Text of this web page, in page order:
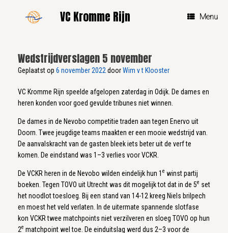
VC Kromme Rijn Menu
Wedstrijdverslagen 5 november
Geplaatst op 6 november 2022 doorWim v t Klooster
VC Kromme Rijn speelde afgelopen zaterdag in Odijk. De dames en
heren konden voor goed gevulde tribunes niet winnen.
De dames in de Nevobo competitie traden aan tegen Enervo uit
Doorn. Twee jeugdige teams maakten er een mooie wedstrijd van.
De aanvalskracht van de gasten bleek iets beter uit de verf te
komen. De eindstand was 1–3 verlies voor VCKR.
De VCKR heren in de Nevobo wilden eindelijk hun 1 e winst partij
boeken. Tegen TOVO uit Utrecht was dit mogelijk tot dat in de 5e set
het noodlot toesloeg. Bij een stand van 14-12 kreeg Niels brilpech
en moest het veld verlaten. In de uitermate spannende slotfase
kon VCKR twee matchpoints niet verzilveren en sloeg TOVO op hun
2e matchpoint wel toe. De einduitslag werd dus 2–3 voor de